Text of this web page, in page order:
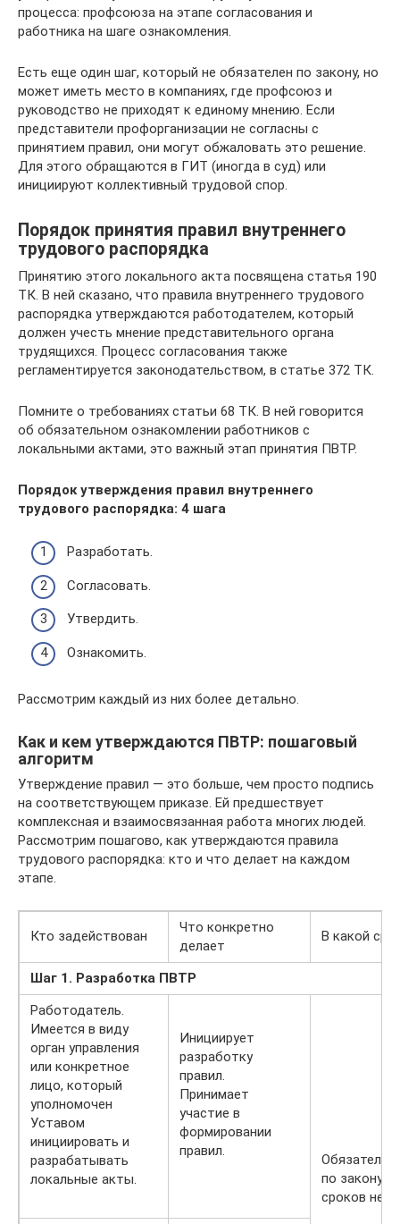
процесса: профсоюза на этапе согласования и
работника на шаге ознакомления.
Есть еще один шаг, который не обязателен по закону, но
может иметь место в компаниях, где профсоюз и
руководство не приходят к единому мнению. Если
представители профорганизации не согласны с
принятием правил, они могут обжаловать это решение.
Для этого обращаются в ГИТ (иногда в суд) или
инициируют коллективный трудовой спор.
Порядок принятия правил внутреннего
трудового распорядка
Принятию этого локального акта посвящена статья 190
ТК. В ней сказано, что правила внутреннего трудового
распорядка утверждаются работодателем, который
должен учесть мнение представительного органа
трудящихся. Процесс согласования также
регламентируется законодательством, в статье 372 ТК.
Помните о требованиях статьи 68 ТК. В ней говорится
об обязательном ознакомлении работников с
локальными актами, это важный этап принятия ПВТР.
Порядок утверждения правил внутреннего
трудового распорядка: 4 шага
Разработать.
Согласовать.
Утвердить.
Ознакомить.
Рассмотрим каждый из них более детально.
Как и кем утверждаются ПВТР: пошаговый
алгоритм
Утверждение правил — это больше, чем просто подпись
на соответствующем приказе. Ей предшествует
комплексная и взаимосвязанная работа многих людей.
Рассмотрим пошагово, как утверждаются правила
трудового распорядка: кто и что делает на каждом
этапе.
Кто задействован
Что конкретно
делает
В какой
Шаг 1. Разработка ПВТР
Работодатель.
Имеется в виду
орган управления
или конкретное
лицо, который
уполномочен
Уставом
инициировать и
разрабатывать
локальные акты.
Инициирует
разработку
правил.
Принимает
участие в
формировании
правил.
по закону
сроков нет.